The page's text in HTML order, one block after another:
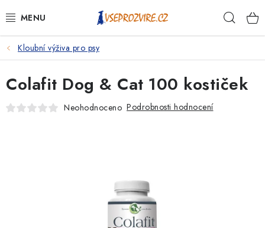
na
PSI
KOČKY
KONĚ
Kloubní výživa pro psy
Colafit Dog & Cat 100 kostiček
Neohodnoceno Podrobnosti hodnocení